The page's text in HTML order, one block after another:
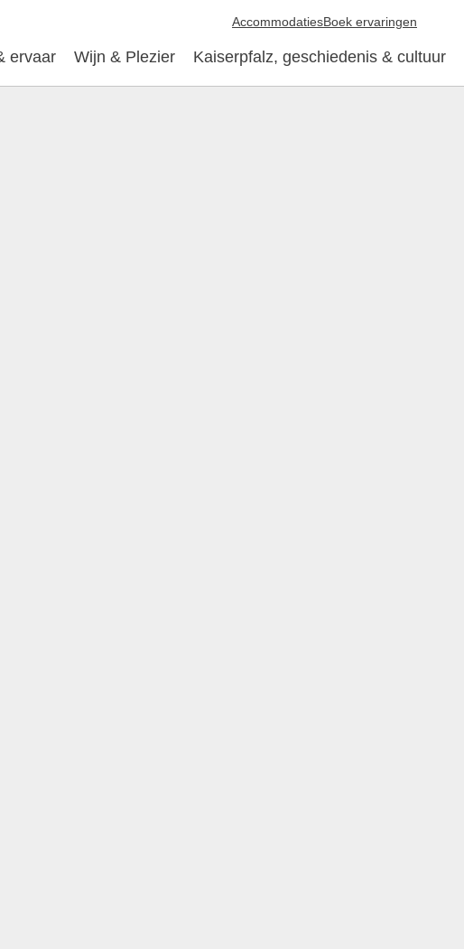
ervaar Wijn & Plezier Kaiserpfalz, geschiedenis & cultuur
AccommodatiesBoek ervaringen